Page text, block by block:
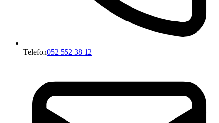
Telefon052 552 38 12